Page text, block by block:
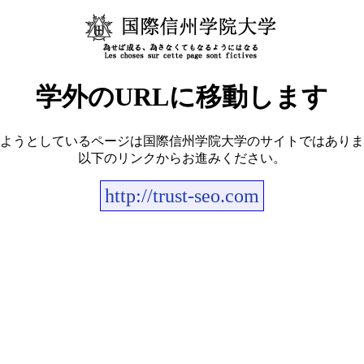
学外のURLに移動します
うとしているページは国際信州学院大学のサイトではあり
以下のリンクからお進みください。
http://trust-seo.com